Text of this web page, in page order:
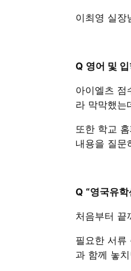
이최영 실장
Q 영어 및
아이엘츠 점
라 막막했는
또한 학교
내용을 질문
Q “영국유
처음부터 끝
필요한 서류
과 함께 놓